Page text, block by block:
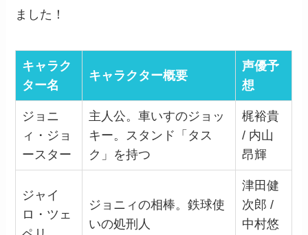
ました！
キャラク
ター名
キャラクター概要
声優予
想
ジョニ
ィ・ジョ
ースター
主人公。車いすのジョッ
キー。スタンド「タス
ク」を持つ
梶裕貴
/ 内山
昂輝
ジャイ
ロ・ツェ
ジョニィの相棒。鉄球使
いの処刑人
津田健
次郎 /
中村悠